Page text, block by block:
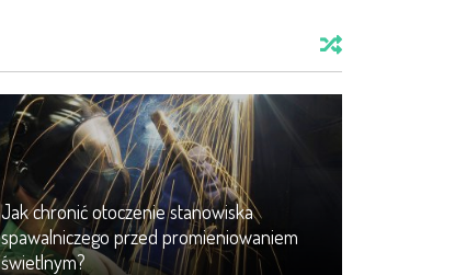
Jak chronić otoczenie stanowiska
spawalniczego przed promieniowaniem
świetlnym?